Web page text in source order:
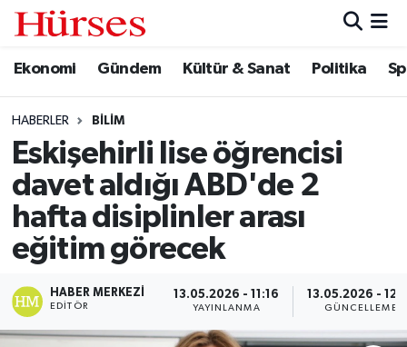
Ekonomi Gündem Kültür & Sanat Politika
HABERLER BILIM
Eskişehirli lise öğrencisi
davet aldığı ABD'de 2
hafta disiplinler arası
eğitim görecek
HABER MERKEZI
EDITÖR
13.05.2026 - 11:16
YAYINLANMA
13.05.2026 -
GÜNCELLEME
Ekonomi
Gündem
Kültür & Sanat
Politika
Spor
Turizm
Hava Durumu
Trafik Durumu
Süper Lig Puan Durumu ve Fikstür
Tüm Manşetler
Son Dakika Haberleri
Haber Arşivi